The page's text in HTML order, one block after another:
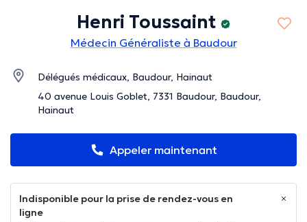
Henri Toussaint
Médecin Généraliste à Baudour
Délégués médicaux, Baudour, Hainaut
40 avenue Louis Goblet, 7331 Baudour, Baudour,
Hainaut
Appeler maintenant
Indisponible pour la prise de rendez-vous en
ligne